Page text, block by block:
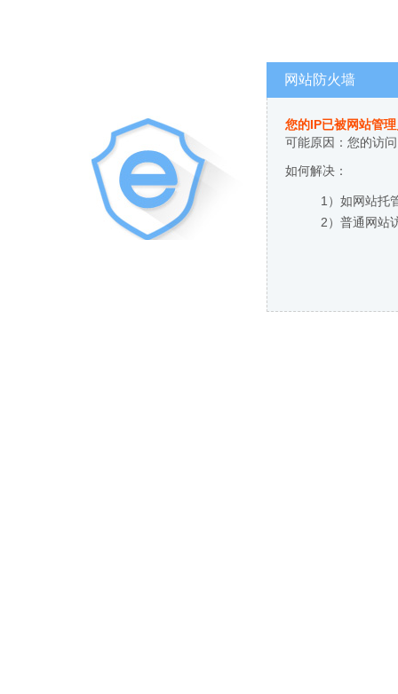
网站防火墙
您的IP已被网站管
可能原因：您的访
如何解决：
1）如网站托
2）普通网站